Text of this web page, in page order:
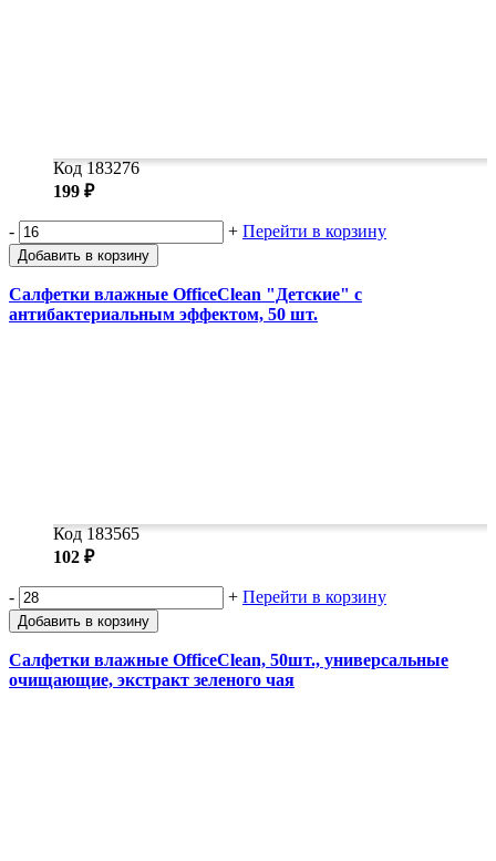
Код 183276
199 ₽
- + Перейти в корзину
Добавить в корзину
Салфетки влажные OfficeClean "Детские" с
антибактериальным эффектом, 50 шт.
Код 183565
102 ₽
- + Перейти в корзину
Добавить в корзину
Салфетки влажные OfficeClean, 50шт., универсальные
очищающие, экстракт зеленого чая